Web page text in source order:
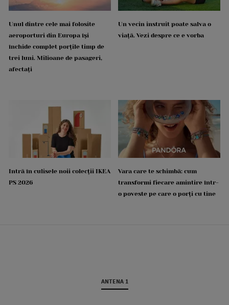
Unul dintre cele mai folosite
aeroporturi din Europa își
închide complet porțile timp de
trei luni. Milioane de pasageri,
afectați
Un vecin instruit poate salva o
viață. Vezi despre ce e vorba
Intră în culisele noii colecții IKEA
PS 2026
Vara care te schimbă: cum
transformi fiecare amintire într-
o poveste pe care o porți cu tine
ANTENA 1